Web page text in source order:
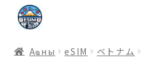
ナ
ビ
ー
コ
ン
ン
Аҩны еSIM ベトナム